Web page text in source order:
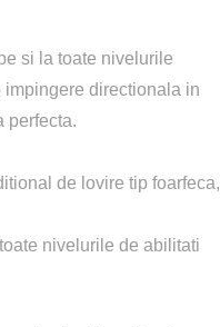
si la toate nivelurile
directionala in
perfecta.
de lovire tip foarfeca,
nivelurile de abilitati